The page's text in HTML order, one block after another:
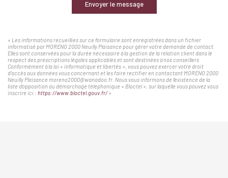
Envoyer le message
« Les informations recueillies sur ce formulaire sont enregistrées dans un fichier
informatisé par MORENO 2000 Neuilly Plaisance pour gérer votre demande de contact.
Elles sont conservées pour la durée nécessaire à la gestion de la relation client dans le
respect des prescriptions légales applicables et sont destinées à nos conseillers
Conformément à la loi « informatique et libertés », vous pouvez exercer votre droit
d'accès aux données vous concernant et les faire rectifier en contactant MORENO 2000
Neuilly Plaisance moreno2000@wanadoo.fr. Nous vous informons de l'existence de la
liste d'opposition au démarchage téléphonique « Bloctel », sur laquelle vous pouvez vous
inscrire ici : https://www.bloctel.gouv.fr/ »